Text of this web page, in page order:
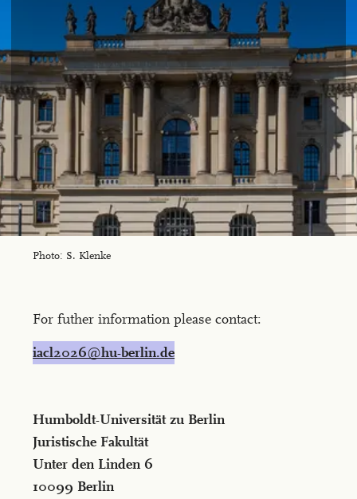
Photo: S. Klenke
For futher information please contact:
iacl2026@hu-berlin.de
Humboldt-Universität zu Berlin
Juristische Fakultät
Unter den Linden 6
10099 Berlin